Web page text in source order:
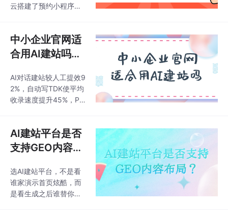
云搭建了预约小程序，
预约错位问题减少了9
0%，一个月内新增了6
0多个会员，而整个小
程序的搭建成本不到一
顿饭钱。是我们这次测
评中功能覆盖比较全面
的一款。在具体工具
量转化功能和20多种互
动功能，会员系统支持
付费会员、等级、积分
支持17种表单项类型，
还能实现预约报名、计
算报价和同城信
中小企业官网适
合用AI建站吗？
错过了！
AI对话建站较人工提效9
2%，自动写TDK使平均
收录速度提升45%，P
步，内置50语翻译、全
球CDN、SSL赠送，首
购设TDK后百度60天/
谷歌90天不收录退款，
含商城预约分销且0交
易抽佣。轻量化零代码
建站与小程序工具，40
AI建站平台是否
支持GEO内容布
你讲的明明白
白！
选AI建站平台，不是看
谁家演示首页炫酷，而
是看生成之后谁替你背